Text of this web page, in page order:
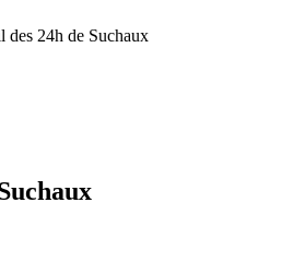
des 24h de Suchaux